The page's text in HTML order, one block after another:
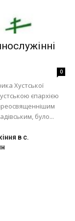
0
Хустської
єпархією
було...
в с.